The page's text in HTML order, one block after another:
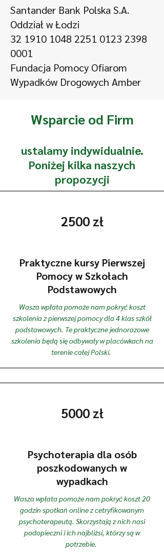
Santander Bank Polska S.A.
Oddział w Łodzi
32 1910 1048 2251 0123 2398
0001
Fundacja Pomocy Ofiarom
Wypadków Drogowych Amber
Wsparcie od Firm
ustalamy indywidualnie.
Poniżej kilka naszych
propozycji
2500 zł
Praktyczne kursy Pierwszej
Pomocy w Szkołach
Podstawowych
Wasza wpłata pomoże nam pokryć koszt
szkolenia z pierwszej pomocy dla 4 klas szkół
podstawowych. Te praktyczne jednorazowe
szkolenia będą się odbywały w placówkach na
terenie całej Polski.
5000 zł
Psychoterapia dla osób
poszkodowanych w
wypadkach
Wasza wpłata pomoże nam pokryć koszt 20
godzin spotkań online z cetryfikowanym
psychoterapeutą. Skorzystają z nich nasi
podopieczni i ich najbliżsi, którzy są w
potrzebie.